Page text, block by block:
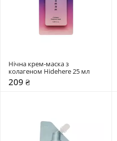
Нічна крем-маска з
колагеном Hidehere 25 мл
209 ₴